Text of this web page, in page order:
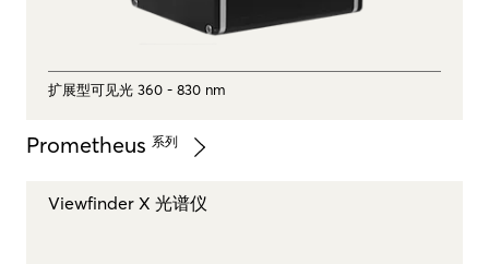
扩展型可见光 360 - 830 nm
Prometheus 系列
Viewfinder X 光谱仪